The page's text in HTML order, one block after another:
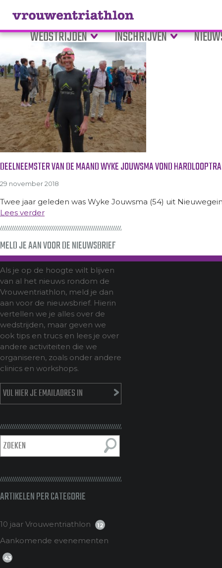
WEDSTRIJDEN INSCHRIJVEN
Tag Archive: personal training
DEELNEEMSTER VAN DE MAAND WYKE JOUWSMA VOND
29 november 2018
Twee jaar geleden was Wyke Jouwsma (54) uit
Lees verder
MELD JE AAN VOOR DE NIEUWSBRIEF
Als je op de hoogte wilt blijven
van al het nieuws rondom de
Vrouwentriathlon, meld je dan
aan voor de nieuwsbrief. Hierin
vertellen we je alles over de
wedstrijden, maar geven we
ook tips en trucs en lees je over
andere activiteiten die we
organiseren, zoals onder andere
clinics en workshops.
ARTIKELEN PER CATEGORIE
10 jaar Vrouwentriathlon 12
Aankomende evenementen
43